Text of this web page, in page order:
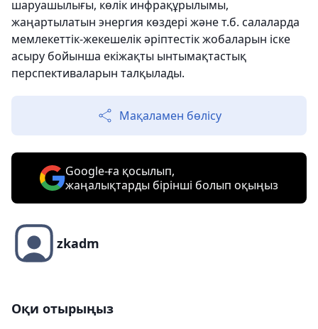
шаруашылығы, көлік инфрақұрылымы,
жаңартылатын энергия көздері және т.б. салаларда
мемлекеттік-жекешелік әріптестік жобаларын іске
асыру бойынша екіжақты ынтымақтастық
перспективаларын талқылады.
Мақаламен бөлісу
Google-ға қосылып,
жаңалықтарды бірінші болып оқыңыз
zkadm
Оқи отырыңыз